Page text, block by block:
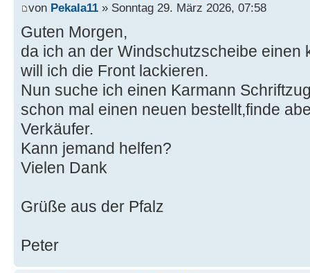
von Pekala11 » Sonntag 29. März 2026, 07:58
Guten Morgen,
da ich an der Windschutzscheibe einen
will ich die Front lackieren.
Nun suche ich einen Karmann
schon mal einen neuen bestellt,finde
Verkäufer.
Kann jemand helfen?
Vielen Dank
Grüße aus der Pfalz
Peter